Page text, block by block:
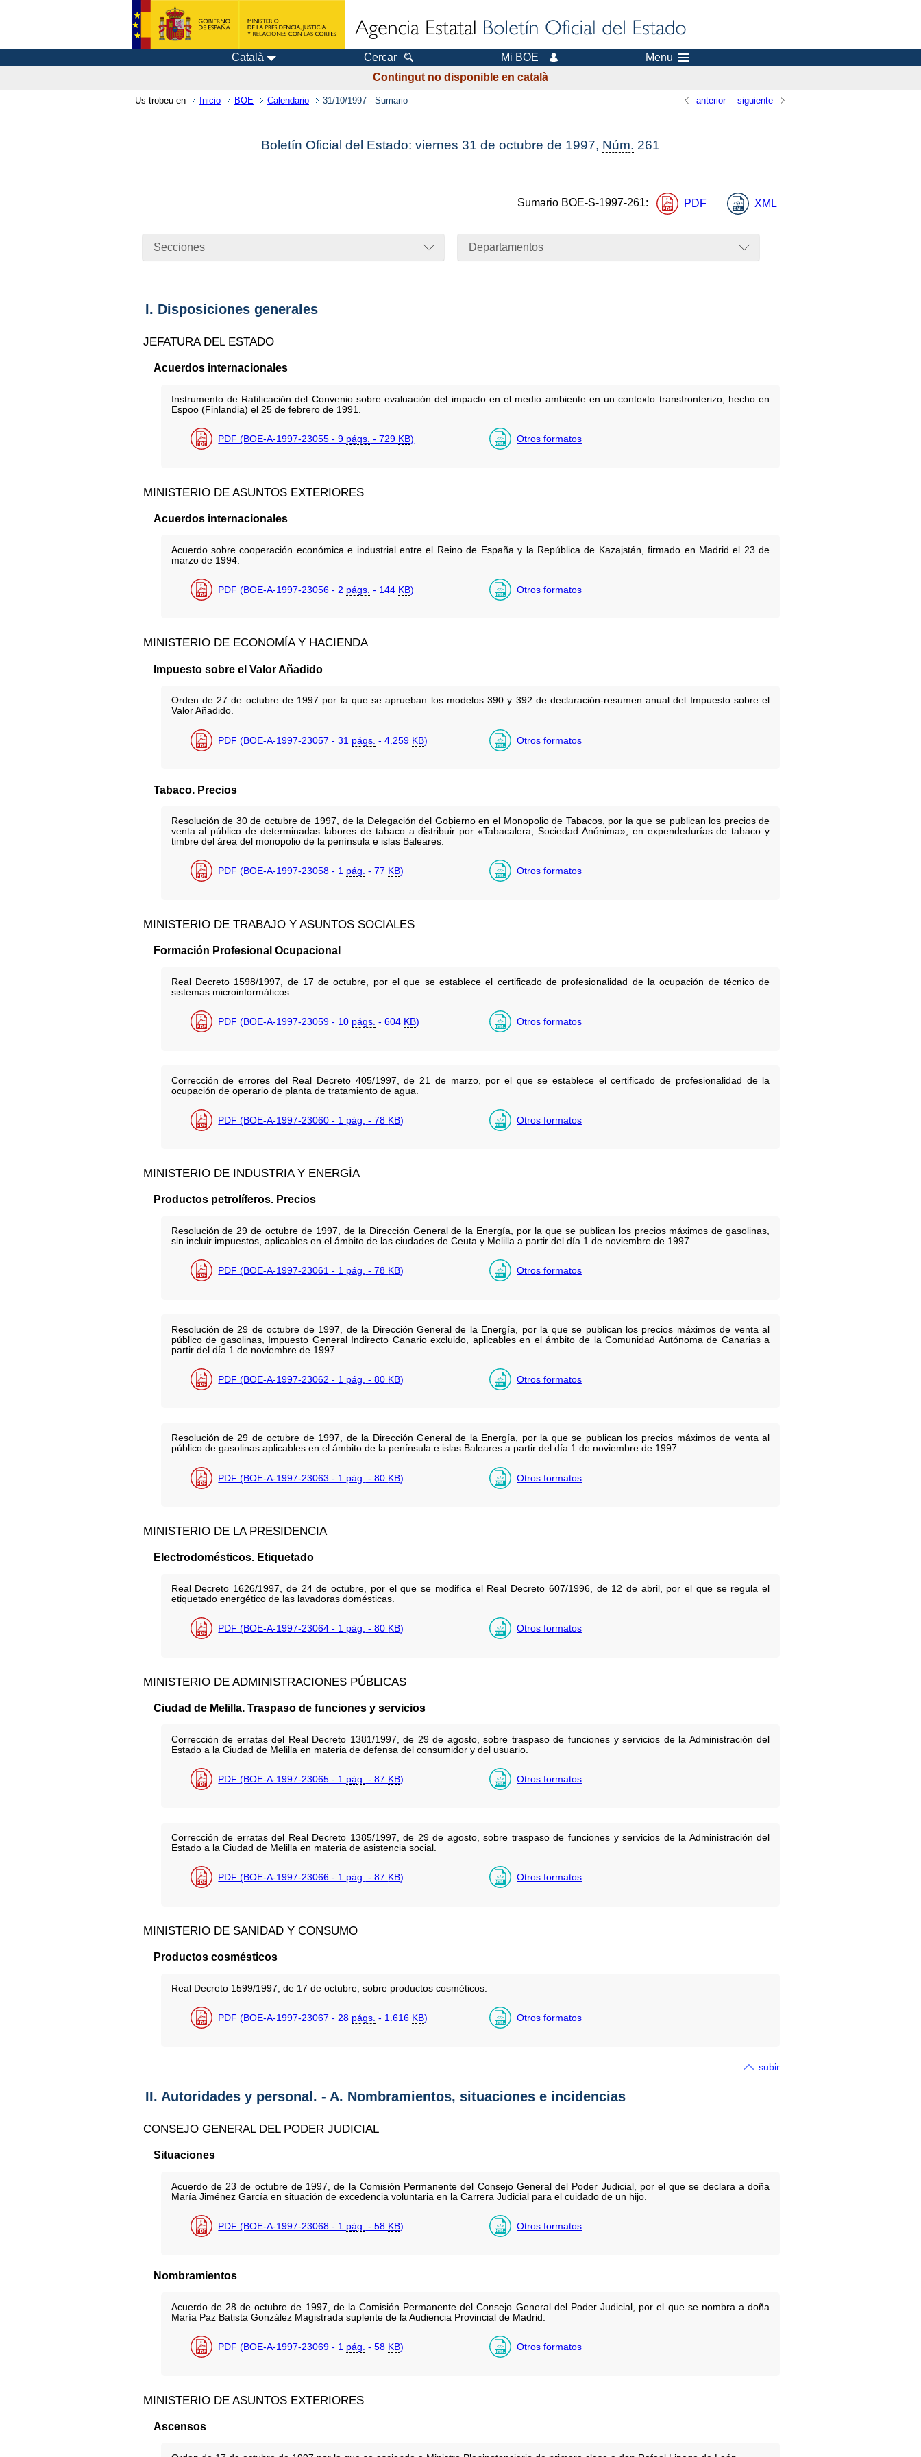
Català Cercar Mi BOE
Menu
Contingut no disponible en català
Us trobeu en Inicio BOE Calendario 31/10/1997 - Sumario anterior siguiente
Boletín Oficial del Estado: viernes 31 de octubre de 1997, Núm. 261
Sumario BOE-S-1997-261: PDF XML
Secciones Departamentos
I. Disposiciones generales
JEFATURA DEL ESTADO
Acuerdos internacionales
Instrumento de Ratificación del Convenio sobre evaluación del impacto en el medio ambiente en un contexto transfronterizo, hecho en
Espoo (Finlandia) el 25 de febrero de 1991.
PDF (BOE-A-1997-23055 - 9 págs. - 729 KB) Otros formatos
MINISTERIO DE ASUNTOS EXTERIORES
Acuerdos internacionales
Acuerdo sobre cooperación económica e industrial entre el Reino de España y la República de Kazajstán, firmado en Madrid el 23 de
marzo de 1994.
PDF (BOE-A-1997-23056 - 2 págs. - 144 KB) Otros formatos
MINISTERIO DE ECONOMÍA Y HACIENDA
Impuesto sobre el Valor Añadido
Orden de 27 de octubre de 1997 por la que se aprueban los modelos 390 y 392 de declaración-resumen anual del Impuesto sobre el
Valor Añadido.
PDF (BOE-A-1997-23057 - 31 págs. - 4.259 KB) Otros formatos
Tabaco. Precios
Resolución de 30 de octubre de 1997, de la Delegación del Gobierno en el Monopolio de Tabacos, por la que se publican los precios de
venta al público de determinadas labores de tabaco a distribuir por «Tabacalera, Sociedad Anónima», en expendedurías de tabaco y
timbre del área del monopolio de la península e islas Baleares.
PDF (BOE-A-1997-23058 - 1 pág. - 77 KB) Otros formatos
MINISTERIO DE TRABAJO Y ASUNTOS SOCIALES
Formación Profesional Ocupacional
Real Decreto 1598/1997, de 17 de octubre, por el que se establece el certificado de profesionalidad de la ocupación de técnico de
sistemas microinformáticos.
PDF (BOE-A-1997-23059 - 10 págs. - 604 KB) Otros formatos
Corrección de errores del Real Decreto 405/1997, de 21 de marzo, por el que se establece el certificado de profesionalidad de la
ocupación de operario de planta de tratamiento de agua.
PDF (BOE-A-1997-23060 - 1 pág. - 78 KB) Otros formatos
MINISTERIO DE INDUSTRIA Y ENERGÍA
Productos petrolíferos. Precios
Resolución de 29 de octubre de 1997, de la Dirección General de la Energía, por la que se publican los precios máximos de gasolinas,
sin incluir impuestos, aplicables en el ámbito de las ciudades de Ceuta y Melilla a partir del día 1 de noviembre de 1997.
PDF (BOE-A-1997-23061 - 1 pág. - 78 KB) Otros formatos
Resolución de 29 de octubre de 1997, de la Dirección General de la Energía, por la que se publican los precios máximos de venta al
público de gasolinas, Impuesto General Indirecto Canario excluido, aplicables en el ámbito de la Comunidad Autónoma de Canarias a
partir del día 1 de noviembre de 1997.
PDF (BOE-A-1997-23062 - 1 pág. - 80 KB) Otros formatos
Resolución de 29 de octubre de 1997, de la Dirección General de la Energía, por la que se publican los precios máximos de venta al
público de gasolinas aplicables en el ámbito de la península e islas Baleares a partir del día 1 de noviembre de 1997.
PDF (BOE-A-1997-23063 - 1 pág. - 80 KB) Otros formatos
MINISTERIO DE LA PRESIDENCIA
Electrodomésticos. Etiquetado
Real Decreto 1626/1997, de 24 de octubre, por el que se modifica el Real Decreto 607/1996, de 12 de abril, por el que se regula el
etiquetado energético de las lavadoras domésticas.
PDF (BOE-A-1997-23064 - 1 pág. - 80 KB) Otros formatos
MINISTERIO DE ADMINISTRACIONES PÚBLICAS
Ciudad de Melilla. Traspaso de funciones y servicios
Corrección de erratas del Real Decreto 1381/1997, de 29 de agosto, sobre traspaso de funciones y servicios de la Administración del
Estado a la Ciudad de Melilla en materia de defensa del consumidor y del usuario.
PDF (BOE-A-1997-23065 - 1 pág. - 87 KB) Otros formatos
Corrección de erratas del Real Decreto 1385/1997, de 29 de agosto, sobre traspaso de funciones y servicios de la Administración del
Estado a la Ciudad de Melilla en materia de asistencia social.
PDF (BOE-A-1997-23066 - 1 pág. - 87 KB) Otros formatos
MINISTERIO DE SANIDAD Y CONSUMO
Productos cosmésticos
Real Decreto 1599/1997, de 17 de octubre, sobre productos cosméticos.
PDF (BOE-A-1997-23067 - 28 págs. - 1.616 KB) Otros formatos
subir
II. Autoridades y personal. - A. Nombramientos, situaciones e incidencias
CONSEJO GENERAL DEL PODER JUDICIAL
Situaciones
Acuerdo de 23 de octubre de 1997, de la Comisión Permanente del Consejo General del Poder Judicial, por el que se declara a doña
María Jiménez García en situación de excedencia voluntaria en la Carrera Judicial para el cuidado de un hijo.
PDF (BOE-A-1997-23068 - 1 pág. - 58 KB) Otros formatos
Nombramientos
Acuerdo de 28 de octubre de 1997, de la Comisión Permanente del Consejo General del Poder Judicial, por el que se nombra a doña
María Paz Batista González Magistrada suplente de la Audiencia Provincial de Madrid.
PDF (BOE-A-1997-23069 - 1 pág. - 58 KB) Otros formatos
MINISTERIO DE ASUNTOS EXTERIORES
Ascensos